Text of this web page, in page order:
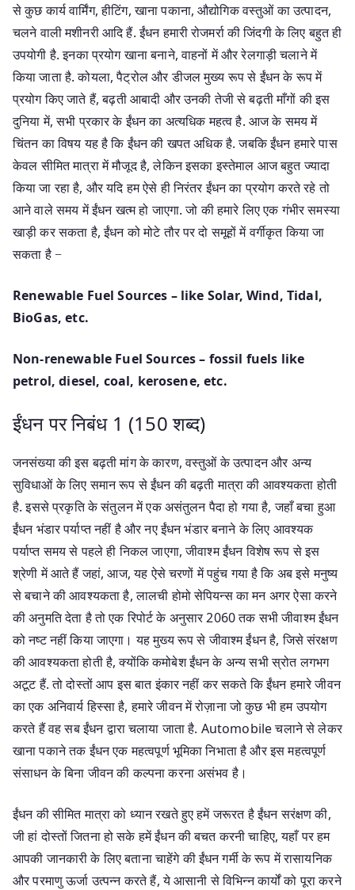
से कुछ कार्य वार्मिंग, हीटिंग, खाना पकाना, औद्योगिक वस्तुओं का उत्पादन,
चलने वाली मशीनरी आदि हैं. ईंधन हमारी रोजमर्रा की जिंदगी के लिए बहुत ही
उपयोगी है. इनका प्रयोग खाना बनाने, वाहनों में और रेलगाड़ी चलाने में
किया जाता है. कोयला, पैट्रोल और डीजल मुख्य रूप से ईंधन के रूप में
प्रयोग किए जाते हैं, बढ़ती आबादी और उनकी तेजी से बढ़ती माँगों की इस
दुनिया में, सभी प्रकार के ईंधन का अत्यधिक महत्व है. आज के समय में
चिंतन का विषय यह है कि ईंधन की खपत अधिक है. जबकि ईंधन हमारे पास
केवल सीमित मात्रा में मौजूद है, लेकिन इसका इस्तेमाल आज बहुत ज्यादा
किया जा रहा है, और यदि हम ऐसे ही निरंतर ईंधन का प्रयोग करते रहे तो
आने वाले समय में ईंधन खत्म हो जाएगा. जो की हमारे लिए एक गंभीर समस्या
खाड़ी कर सकता है, ईंधन को मोटे तौर पर दो समूहों में वर्गीकृत किया जा
सकता है −
Renewable Fuel Sources – like Solar, Wind, Tidal,
BioGas, etc.
Non-renewable Fuel Sources – fossil fuels like
petrol, diesel, coal, kerosene, etc.
ईंधन पर निबंध 1 (150 शब्द)
जनसंख्या की इस बढ़ती मांग के कारण, वस्तुओं के उत्पादन और अन्य
सुविधाओं के लिए समान रूप से ईंधन की बढ़ती मात्रा की आवश्यकता होती
है. इससे प्रकृति के संतुलन में एक असंतुलन पैदा हो गया है, जहाँ बचा हुआ
ईंधन भंडार पर्याप्त नहीं है और नए ईंधन भंडार बनाने के लिए आवश्यक
पर्याप्त समय से पहले ही निकल जाएगा, जीवाश्म ईंधन विशेष रूप से इस
श्रेणी में आते हैं जहां, आज, यह ऐसे चरणों में पहुंच गया है कि अब इसे मनुष्य
से बचाने की आवश्यकता है, लालची होमो सेपियन्स का मन अगर ऐसा करने
की अनुमति देता है तो एक रिपोर्ट के अनुसार 2060 तक सभी जीवाश्म ईंधन
को नष्ट नहीं किया जाएगा। यह मुख्य रूप से जीवाश्म ईंधन है, जिसे संरक्षण
की आवश्यकता होती है, क्योंकि कमोबेश ईंधन के अन्य सभी स्रोत लगभग
अटूट हैं. तो दोस्तों आप इस बात इंकार नहीं कर सकते कि ईंधन हमारे जीवन
का एक अनिवार्य हिस्सा है, हमारे जीवन में रोज़ाना जो कुछ भी हम उपयोग
करते हैं वह सब ईंधन द्वारा चलाया जाता है. Automobile चलाने से लेकर
खाना पकाने तक ईंधन एक महत्वपूर्ण भूमिका निभाता है और इस महत्वपूर्ण
संसाधन के बिना जीवन की कल्पना करना असंभव है।
ईंधन की सीमित मात्रा को ध्यान रखते हुए हमें जरूरत है ईंधन सरंक्षण की,
जी हां दोस्तों जितना हो सके हमें ईंधन की बचत करनी चाहिए, यहाँ पर हम
आपकी जानकारी के लिए बताना चाहेंगे की ईंधन गर्मी के रूप में रासायनिक
और परमाणु ऊर्जा उत्पन्न करते हैं, ये आसानी से विभिन्न कार्यों को पूरा करने